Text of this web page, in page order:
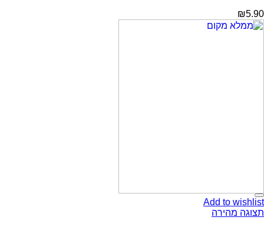
₪5.90
Add to wishlist
תצוגה מהירה